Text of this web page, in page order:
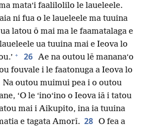
mataʻi faalilolilo le laueleele.
ni fua o le laueleele ma tuuina
latou ō mai ma le faamatalaga e
ua tuuina mai e Ieova lo
+ 26 Ae na outou lē mananaʻo
fouvale i le faatonuga a Ieova lo
Na outou muimui pea i o outou
‘O le ʻinoʻino o Ieova iā i tatou
mai i Aikupito, ina ia tuuina
e tagata Amorī. 28 O fea a